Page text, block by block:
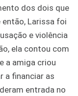
dos dois que
então, Larissa foi
e violência
ela contou com
a amiga criou
a financiar as
entrada no